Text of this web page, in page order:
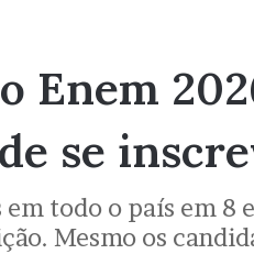
Enem
se
todo o país em 8
Mesmo os